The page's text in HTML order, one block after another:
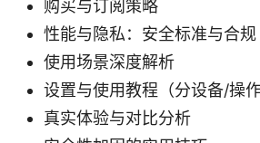
购买与订阅策略
性能与隐私：安全标准与合规
使用场景深度解析
设置与使用教程（分设备/操作
真实体验与对比分析